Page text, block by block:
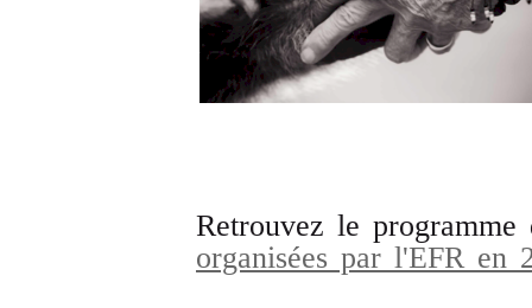
Retrouvez le
organisées par l'EFR